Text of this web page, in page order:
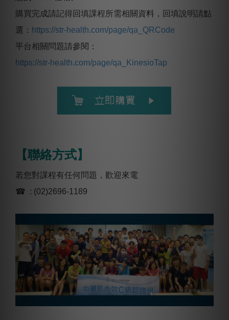
購買完成請記得回填課程所需相關資料，回填說明請點
選： https://str-health.com/page/qa_QRCode
平台相關問題請參閱：
https://str-health.com/page/qa_KinesioTap
【聯絡方式】
若您對課程有任何問題，歡迎來電
☎ : (02)2696-1189